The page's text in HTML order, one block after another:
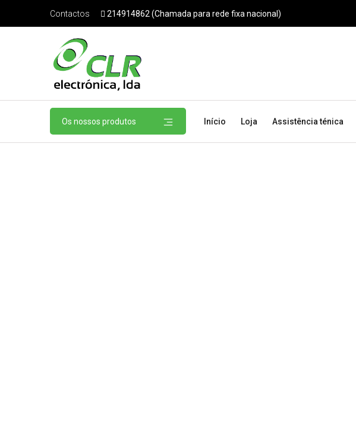
Contactos 214914862 (Chamada para rede fixa nacional)
Os nossos produtos Início Loja Assistência ténica